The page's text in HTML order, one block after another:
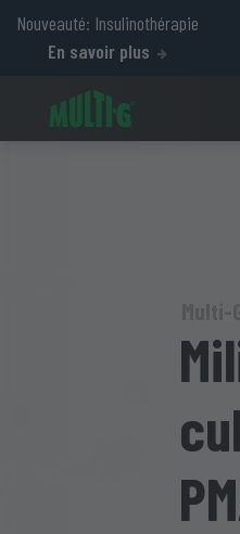
Nouveauté: Insulinothérapie
En savoir plus